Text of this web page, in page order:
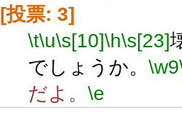
[投票: 3]
\t\u\s[10]\h\s[23]
でしょうか。 \w9
だよ。 \e